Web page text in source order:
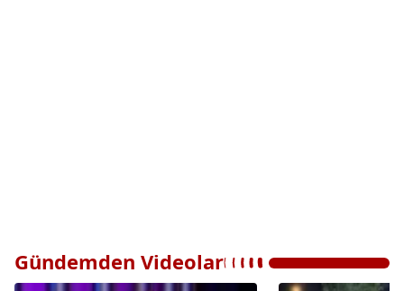
Gündemden Videolar